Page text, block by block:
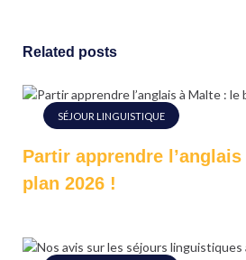
Related posts
SÉJOUR LINGUISTIQUE
Partir apprendre
plan 2026 !